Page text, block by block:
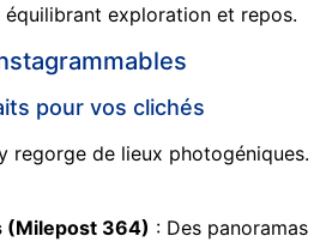
exploration et repos.
pour vos clichés
regorge de lieux photogéniques.
(Milepost 364) : Des panoramas